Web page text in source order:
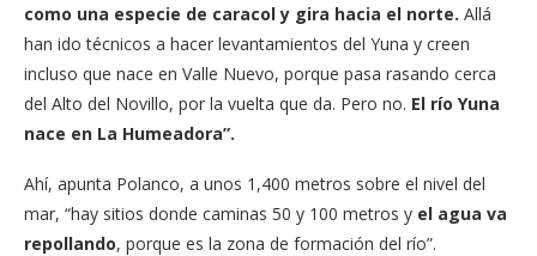
como una especie de caracol y gira hacia el norte. Allá
han ido técnicos a hacer levantamientos del Yuna y creen
incluso que nace en Valle Nuevo, porque pasa rasando cerca
del Alto del Novillo, por la vuelta que da. Pero no. El río Yuna
nace en La Humeadora”.
Ahí, apunta Polanco, a unos 1,400 metros sobre el nivel del
mar, “hay sitios donde caminas 50 y 100 metros y el agua va
repollando, porque es la zona de formación del río”.